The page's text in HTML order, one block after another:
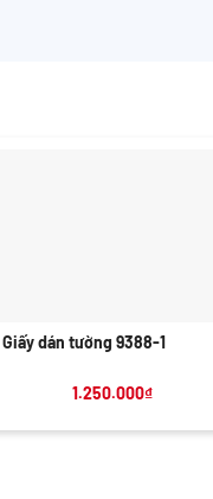
Giấy dán tường 9388-1
1.250.000₫